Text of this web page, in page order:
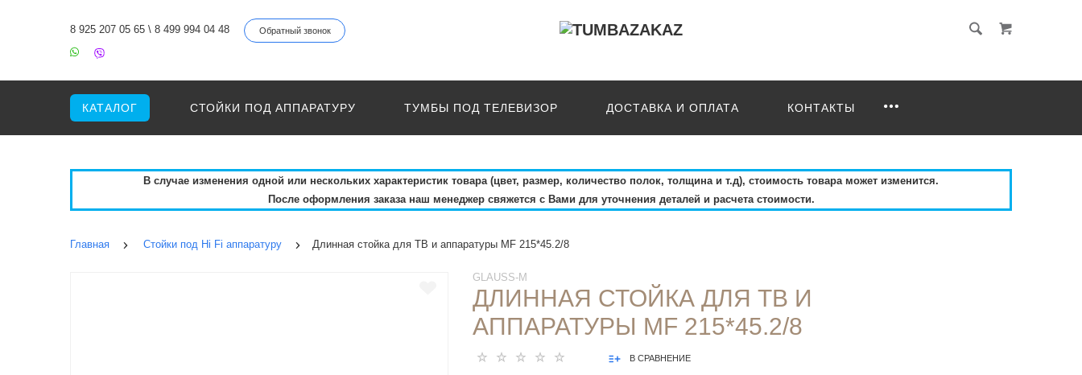
8 925 207 05 65 \ 8 499 994 04 48 Обратный звонок
КАТАЛОГ СТОЙКИ ПОД АППАРАТУРУ ТУМБЫ ПОД ТЕЛЕВИЗОР ДОСТАВКА И ОПЛАТА КОНТАКТЫ
В случае изменения одной или нескольких характеристик товара (цвет, размер, количество полок, толщина и т.д), стоимость товара может изменится.
После оформления заказа наш менеджер свяжется с Вами для уточнения деталей и расчета стоимости.
Главная Стойки под Hi Fi аппаратуру Длинная стойка для ТВ и аппаратуры MF 215*45.2/8
GLAUSS-M
ДЛИННАЯ СТОЙКА ДЛЯ ТВ И
АППАРАТУРЫ MF 215*45.2/8
В СРАВНЕНИЕ